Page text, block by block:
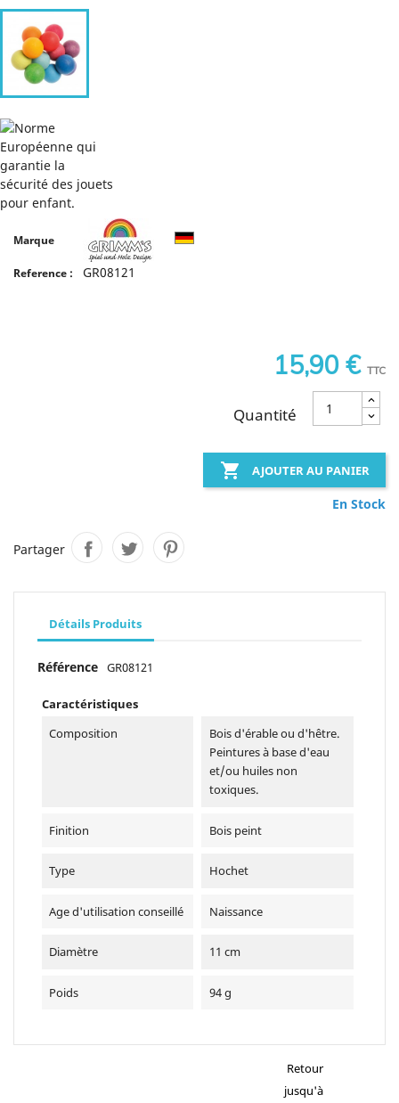
Marque
Reference : GR08121
15,90 € TTC
Quantité
 AJOUTER AU PANIER
En Stock
Partager
Détails Produits
Référence GR08121
Caractéristiques
Composition
Bois d'érable ou d'hêtre.
Peintures à base d'eau
et/ou huiles non
toxiques.
Finition Bois peint
Type Hochet
Age d'utilisation conseillé Naissance
Diamètre 11 cm
Poids 94 g
Retour
jusqu'à